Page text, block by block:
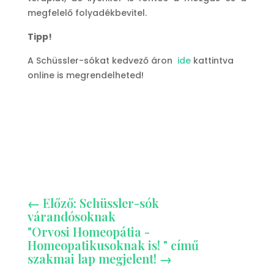
megfelelő folyadékbevitel.
Tipp!
A Schüssler-sókat kedvező áron idekattintva
online is megrendelheted!
← Előző: Schüssler-sók
várandósoknak
"Orvosi Homeopátia -
Homeopatikusoknak is! " című
szakmai lap megjelent! →